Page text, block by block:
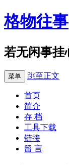
格物往事
若无闲事挂
菜单 跳至正文
首页
简介
存 档
工具下载
链接
留 言